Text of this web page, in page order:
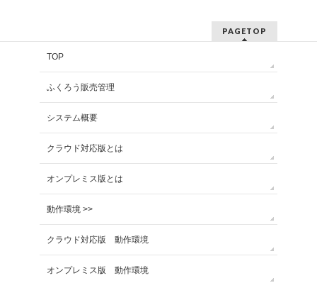
PAGETOP
TOP
ふくろう販売管理
システム概要
クラウド対応版とは
オンプレミス版とは
動作環境 >>
クラウド対応版 動作環境
オンプレミス版 動作環境